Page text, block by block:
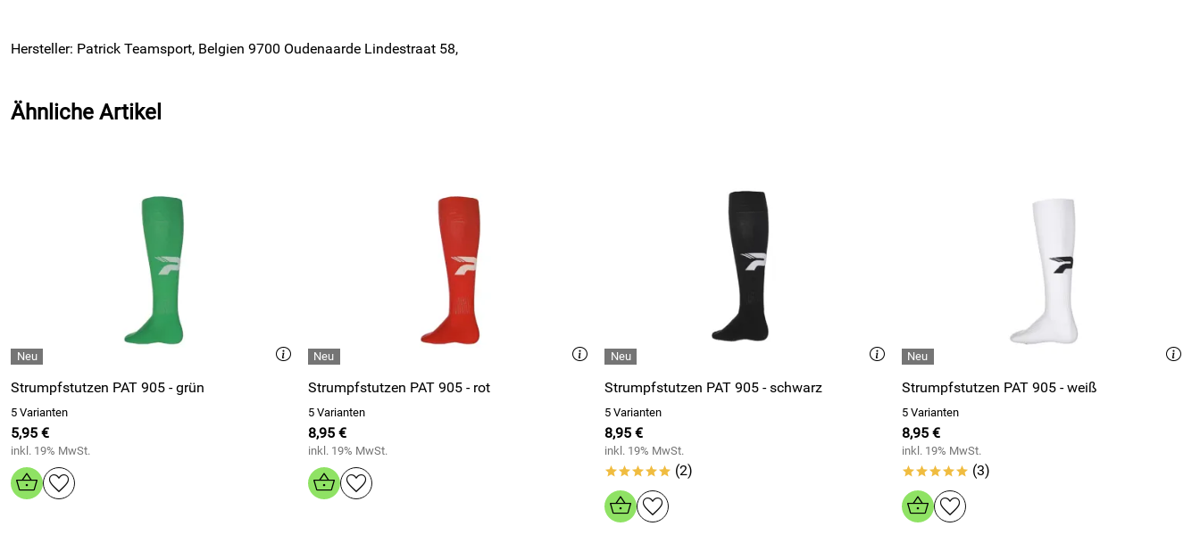
Hersteller: Patrick Teamsport, Belgien 9700 Oudenaarde Lindestraat 58,
Ähnliche Artikel
Strumpfstutzen PAT 905 - grün
5 Varianten
5,95 €
inkl. 19% MwSt.
Strumpfstutzen PAT 905 - rot
5 Varianten
8,95 €
inkl. 19% MwSt.
Strumpfstutzen PAT 905 - schwarz
5 Varianten
8,95 €
inkl. 19% MwSt.
***** (2)
Strumpfstutzen PAT 905 - weiß
5 Varianten
8,95 €
inkl. 19% MwSt.
***** (3)